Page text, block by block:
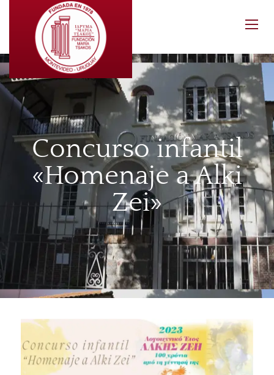
Concurso infantil
«Homenaje a Alki
Zei»